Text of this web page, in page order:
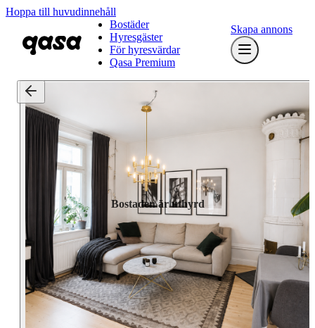
Hoppa till huvudinnehåll
Bostäder
Hyresgäster
För hyresvärdar
Qasa Premium
Skapa annons
Bostaden är uthyrd